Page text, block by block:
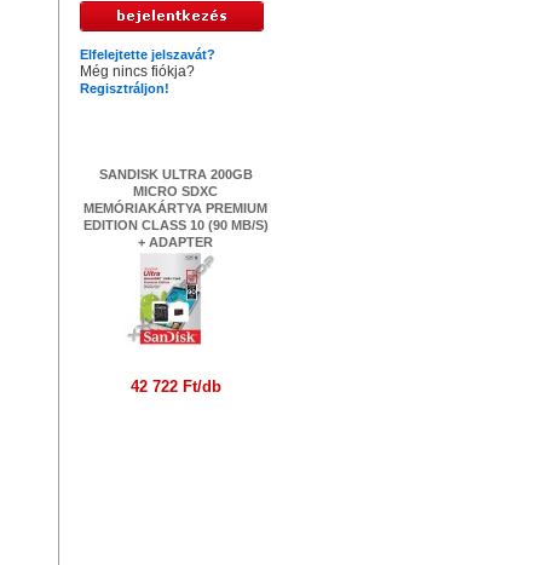
Elfelejtette jelszavát?
Még nincs fiókja?
Regisztráljon!
SANDISK ULTRA 200GB
MICRO SDXC
MEMÓRIAKÁRTYA PREMIUM
EDITION CLASS 10 (90 MB/S)
+ ADAPTER
42 722 Ft/db